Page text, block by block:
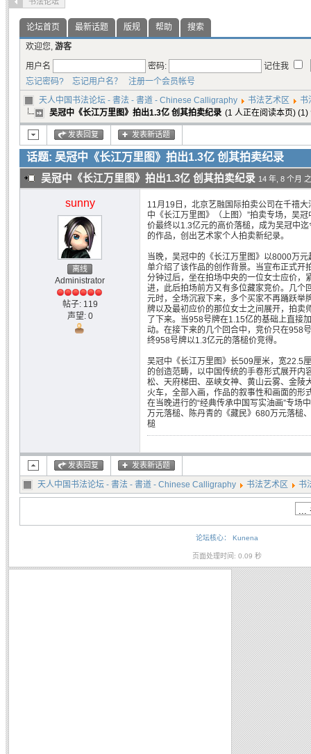
论坛首页 最新话题 版规 帮助
搜索
欢迎您, 游客
用户名
密码:
记住我
忘记密码?
忘记用户名？
注册一个会员帐号
天人中国书法论坛 - 書法 - 書道 - Chinese Calligraphy
书法艺术区
书
吴冠中《长江万里图》拍出1.3亿 创其拍卖纪录 (1 人正在阅读本页) (1)
发表回复 发表新话题
话题: 吴冠中《长江万里图》拍出1.3亿 创其拍卖纪录
吴冠中《长江万里图》拍出1.3亿 创其拍卖纪录 14 年, 8 个月
sunny
离线
Administrator
帖子: 119
声望: 0
11月19日，北京艺融国际拍卖公司在千禧
中《长江万里图》（上图）”拍卖专场，吴
价最终以1.3亿元的高价落槌，成为吴冠中
的作品，创出艺术家个人拍卖新纪录。
当晚，吴冠中的《长江万里图》以8000万
单介绍了该作品的创作背景。当宣布正式开
分钟过后，坐在拍场中央的一位女士应价，
进，此后拍场前方又有多位藏家竞价。几个
元时，全场沉寂下来，多个买家不再踊跃举
牌以及最初应价的那位女士之间展开，拍卖
了下来。当958号牌在1.15亿的基础上直接
动。在接下来的几个回合中，竞价只在958
终958号牌以1.3亿元的落槌价竞得。
吴冠中《长江万里图》长509厘米，宽22.5
的创造范畴，以中国传统的手卷形式展开内
松、天府梯田、巫峡女神、黄山云雾、金陵
火车，全部入画，作品的叙事性和画面的形
在当晚进行的“经典传承中国写实油画”专场
万元落槌、陈丹青的《藏民》680万元落槌
槌
发表回复 发表新话题
天人中国书法论坛 - 書法 - 書道 - Chinese Calligraphy 书法艺术区 书
论坛核心： Kunena
页面处理时间: 0.09 秒